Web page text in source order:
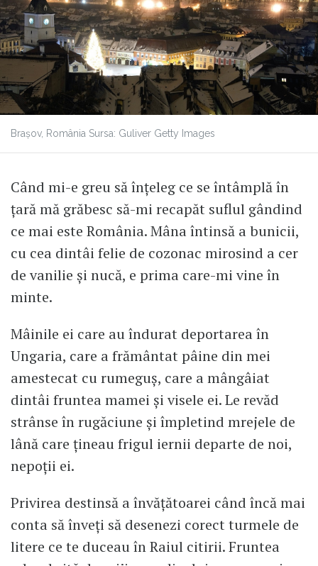
Brașov, România Sursa: Guliver Getty Images
Când mi-e greu să înțeleg ce se întâmplă în
țară mă grăbesc să-mi recapăt suflul gândind
ce mai este România. Mâna întinsă a bunicii,
cu cea dintâi felie de cozonac mirosind a cer
de vanilie și nucă, e prima care-mi vine în
minte.
Mâinile ei care au îndurat deportarea în
Ungaria, care a frământat pâine din mei
amestecat cu rumeguș, care a mângâiat
dintâi fruntea mamei și visele ei. Le revăd
strânse în rugăciune și împletind mrejele de
lână care țineau frigul iernii departe de noi,
nepoții ei.
Privirea destinsă a învățătoarei când încă mai
conta să înveți să desenezi corect turmele de
litere ce te duceau în Raiul citirii. Fruntea